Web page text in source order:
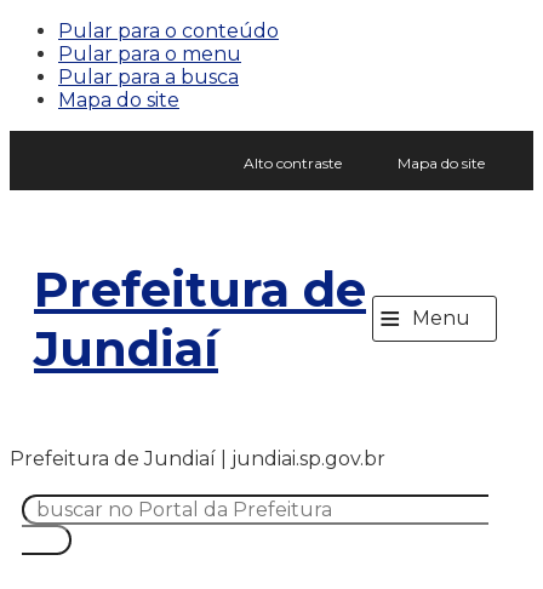
Pular para o conteúdo
Pular para o menu
Pular para a busca
Mapa do site
Alto contraste Mapa do site
Prefeitura de
Jundiaí
≡ Menu
Prefeitura de Jundiaí | jundiai.sp.gov.br